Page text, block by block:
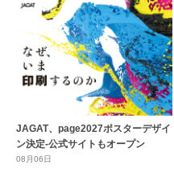
JAGAT、page2027ポスターデザイ
ン決定-公式サイトもオープン
08月06日